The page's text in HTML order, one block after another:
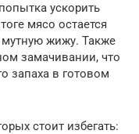
ускорить
мясо остается
мутную жижу. Также
замачивании, что
запаха в готовом
стоит избегать: